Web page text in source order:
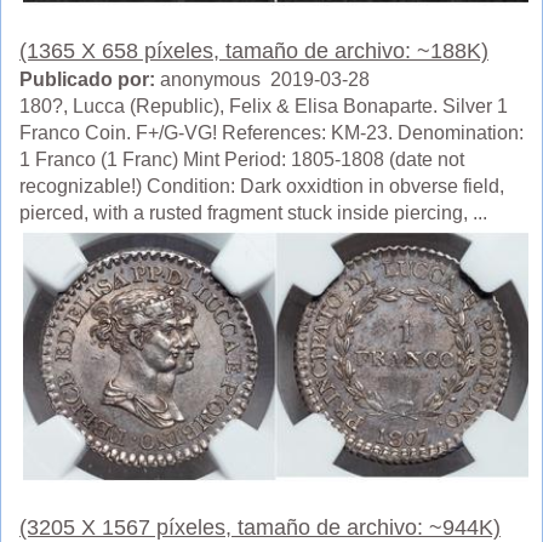
(1365 X 658 píxeles, tamaño de archivo: ~188K)
Publicado por: anonymous 2019-03-28
180?, Lucca (Republic), Felix & Elisa Bonaparte. Silver 1
Franco Coin. F+/G-VG! References: KM-23. Denomination:
1 Franco (1 Franc) Mint Period: 1805-1808 (date not
recognizable!) Condition: Dark oxxidtion in obverse field,
pierced, with a rusted fragment stuck inside piercing, ...
(3205 X 1567 píxeles, tamaño de archivo: ~944K)